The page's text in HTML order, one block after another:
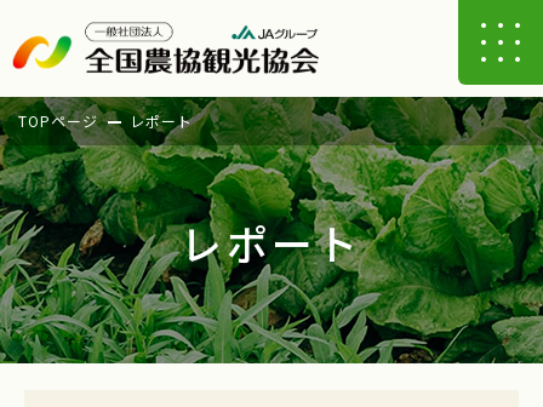
TOPページ レポート
レポート